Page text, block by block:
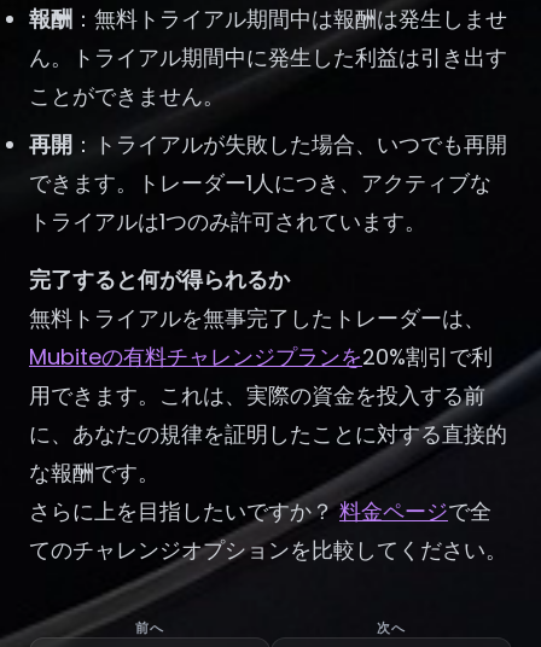
報酬 ：無料トライアル期間中は報酬は発生しませ
ん。トライアル期間中に発生した利益は引き出す
ことができません。
再開 ：トライアルが失敗した場合、いつでも再開
できます。トレーダー1人につき、アクティブな
トライアルは1つのみ許可されています。
完了すると何が得られるか
無料トライアルを無事完了したトレーダーは、
Mubiteの有料チャレンジプランを20%割引で利
用できます。これは、実際の資金を投入する前
に、あなたの規律を証明したことに対する直接的
な報酬です。
さらに上を目指したいですか？料金ページで全
てのチャレンジオプションを比較してください。
前へ 次へ